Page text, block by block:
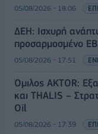
05/08/2026 - 18:06
ΔΕΗ: Ισχυρή
προσαρμοσμένο
05/08/2026 - 17:51
Όμιλος AKTOR:
και THALIS –
Oil
05/08/2026 - 17:39